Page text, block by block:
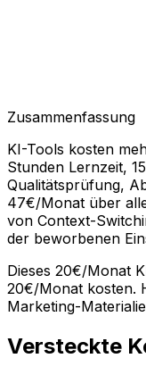
Zusammenfassung
KI-Tools kosten
Stunden Lernzeit,
Qualitätsprüfung,
47€/Monat über
von Context-
der beworbenen
Dieses 20€/Monat
20€/Monat kosten.
Marketing-
Versteckte